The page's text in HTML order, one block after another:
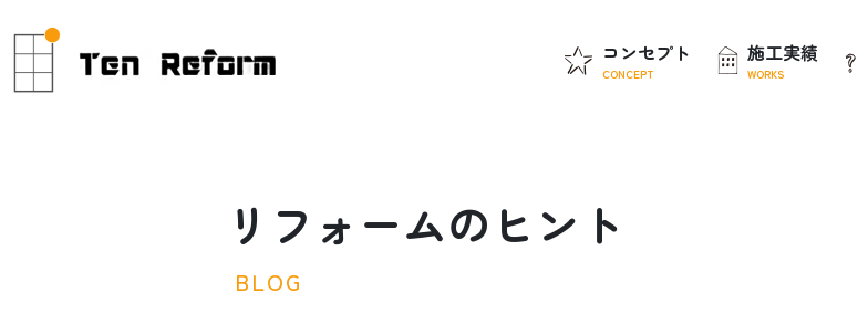
コンセプト
CONCEPT
施工実績
WORKS
リ フ ォ ームの ヒ ン ト
BLOG